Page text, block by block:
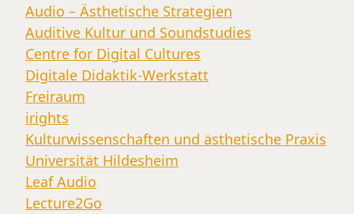
Audio – Ästhetische Strategien
Auditive Kultur und Soundstudies
Centre for Digital Cultures
Digitale Didaktik-Werkstatt
Freiraum
irights
Kulturwissenschaften und ästhetische Praxis
Universität Hildesheim
Leaf Audio
Lecture2Go